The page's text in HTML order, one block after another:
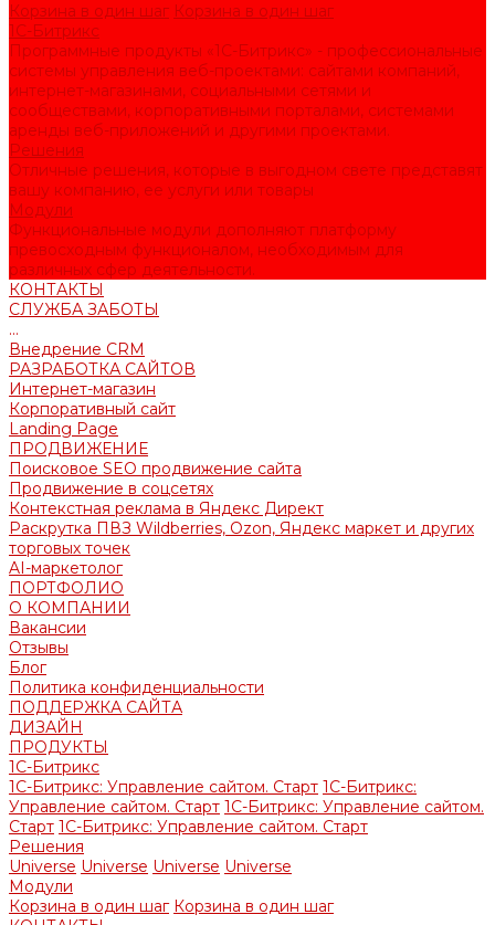
Корзина в один шаг Корзина в один шаг
1С-Битрикс
Программные продукты «1С-Битрикс» - профессиональные
системы управления веб-проектами: сайтами компаний,
интернет-магазинами, социальными сетями и
сообществами, корпоративными порталами, системами
аренды веб-приложений и другими проектами.
Решения
Отличные решения, которые в выгодном свете представят
вашу компанию, ее услуги или товары
Модули
Функциональные модули дополняют платформу
превосходным функционалом, необходимым для
различных сфер деятельности.
КОНТАКТЫ
СЛУЖБА ЗАБОТЫ
...
Внедрение CRM
РАЗРАБОТКА САЙТОВ
Интернет-магазин
Корпоративный сайт
Landing Page
ПРОДВИЖЕНИЕ
Поисковое SEO продвижение сайта
Продвижение в соцсетях
Контекстная реклама в Яндекс Директ
Раскрутка ПВЗ Wildberries, Ozon, Яндекс маркет и других
торговых точек
AI-маркетолог
ПОРТФОЛИО
О КОМПАНИИ
Вакансии
Отзывы
Блог
Политика конфиденциальности
ПОДДЕРЖКА САЙТА
ДИЗАЙН
ПРОДУКТЫ
1С-Битрикс
1С-Битрикс: Управление сайтом. Старт 1С-Битрикс:
Управление сайтом. Старт 1С-Битрикс: Управление сайтом.
Старт 1С-Битрикс: Управление сайтом. Старт
Решения
Universe Universe Universe Universe
Модули
Корзина в один шаг Корзина в один шаг